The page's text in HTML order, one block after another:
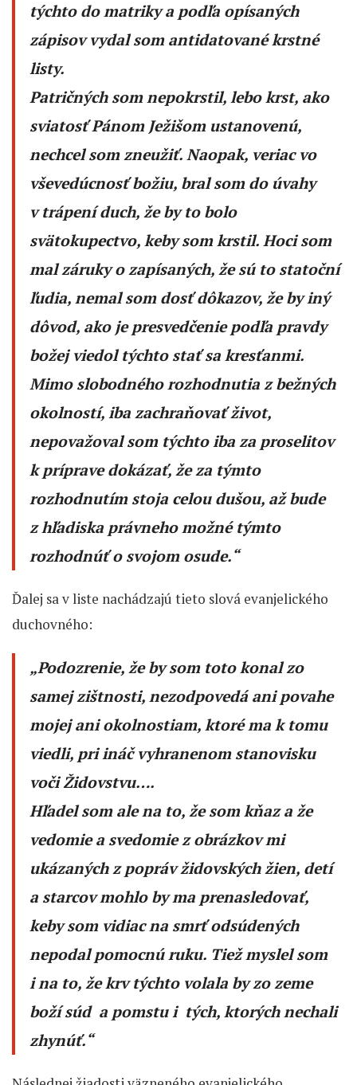
týchto do matriky a podľa opísaných
zápisov vydal som antidatované krstné
listy.
Patričných som nepokrstil, lebo krst, ako
sviatosť Pánom Ježišom ustanovenú,
nechcel som zneužiť. Naopak, veriac vo
vševedúcnosť božiu, bral som do úvahy
v trápení duch, že by to bolo
svätokupectvo, keby som krstil. Hoci som
mal záruky o zapísaných, že sú to statoční
ľudia, nemal som dosť dôkazov, že by iný
dôvod, ako je presvedčenie podľa pravdy
božej viedol týchto stať sa kresťanmi.
Mimo slobodného rozhodnutia z bežných
okolností, iba zachraňovať život,
nepovažoval som týchto iba za proselitov
k príprave dokázať, že za týmto
rozhodnutím stoja celou dušou, až bude
z hľadiska právneho možné týmto
rozhodnúť o svojom osude.“
Ďalej sa v liste nachádzajú tieto slová evanjelického
duchovného:
„Podozrenie, že by som toto konal zo
samej zištnosti, nezodpovedá ani povahe
mojej ani okolnostiam, ktoré ma k tomu
viedli, pri ináč vyhranenom stanovisku
voči Židovstvu….
Hľadel som ale na to, že som kňaz a že
vedomie a svedomie z obrázkov mi
ukázaných z popráv židovských žien, detí
a starcov mohlo by ma prenasledovať,
keby som vidiac na smrť odsúdených
nepodal pomocnú ruku. Tiež myslel som
i na to, že krv týchto volala by zo zeme
boží súd a pomstu i tých, ktorých nechali
zhynúť.“